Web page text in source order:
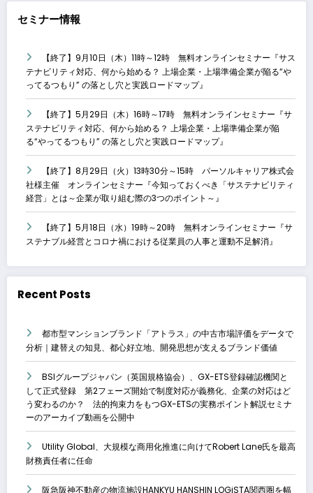
セミナー情報
【終了】9月10日（木）11時～12時 無料オンラインセミナー『サス
テナビリティ対応、何から始める？ 上場企業・上場準備企業が陥る“や
ってるつもり” の落とし穴と実践ロードマップ』
【終了】5月29日（木）16時～17時 無料オンラインセミナー『サ
ステナビリティ対応、何から始める？ 上場企業・上場準備企業が陥
る“やってるつもり” の落とし穴と実践ロードマップ』
【終了】8月29日（火）13時30分～15時 パーソルキャリア株式会
社様主催 オンラインセミナー『今知っておくべき「サステナビリティ
経営」とは～企業が取り組む際の3つのポイント～』
【終了】5月18日（水）19時～20時 無料オンラインセミナー『サ
ステナブル経営とコロナ禍における従業員の人事と運動不足解消』
Recent Posts
都市型マンションブランド「アトラス」の中古市場評価をデータで
分析｜建替えの知見、都心好立地、開発思想が支えるブランド価値
BSIグループジャパン（英国規格協会）、GX-ETS登録確認機関と
して正式登録 第2フェーズ開始で制度対応が義務化、企業の対応はど
う変わるのか？ 法的拘束力をもつGX-ETSの実務ポイント解説セミナ
ーのアーカイブ動画を公開中
Utility Global、大規模な商用化推進に向けてRobert Lane氏を最高
財務責任者に任命
阪急阪神不動産の物流施設HANKYU HANSHIN LOGiSTA関西圏を幅